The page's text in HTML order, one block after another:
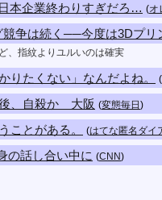
本企業終わりすぎだろ… (オ
争は続く──今度は3Dプ
、指紋よりユルいのは確実
りたくない」なんだよね。 (
、自殺か 大阪 (変態毎日 )
ことがある。 (はてな匿名ダイ
の話し合い中に (CNN)